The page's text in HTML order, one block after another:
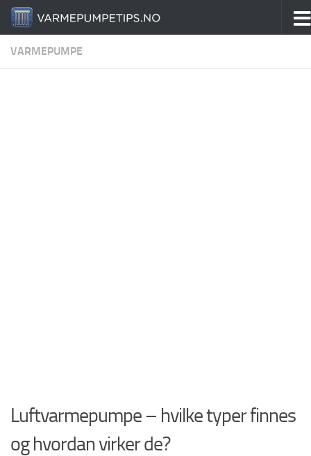
Skip to content
VARMEPUMPE
Luftvarmepumpe – hvilke typer finnes
og hvordan virker de?